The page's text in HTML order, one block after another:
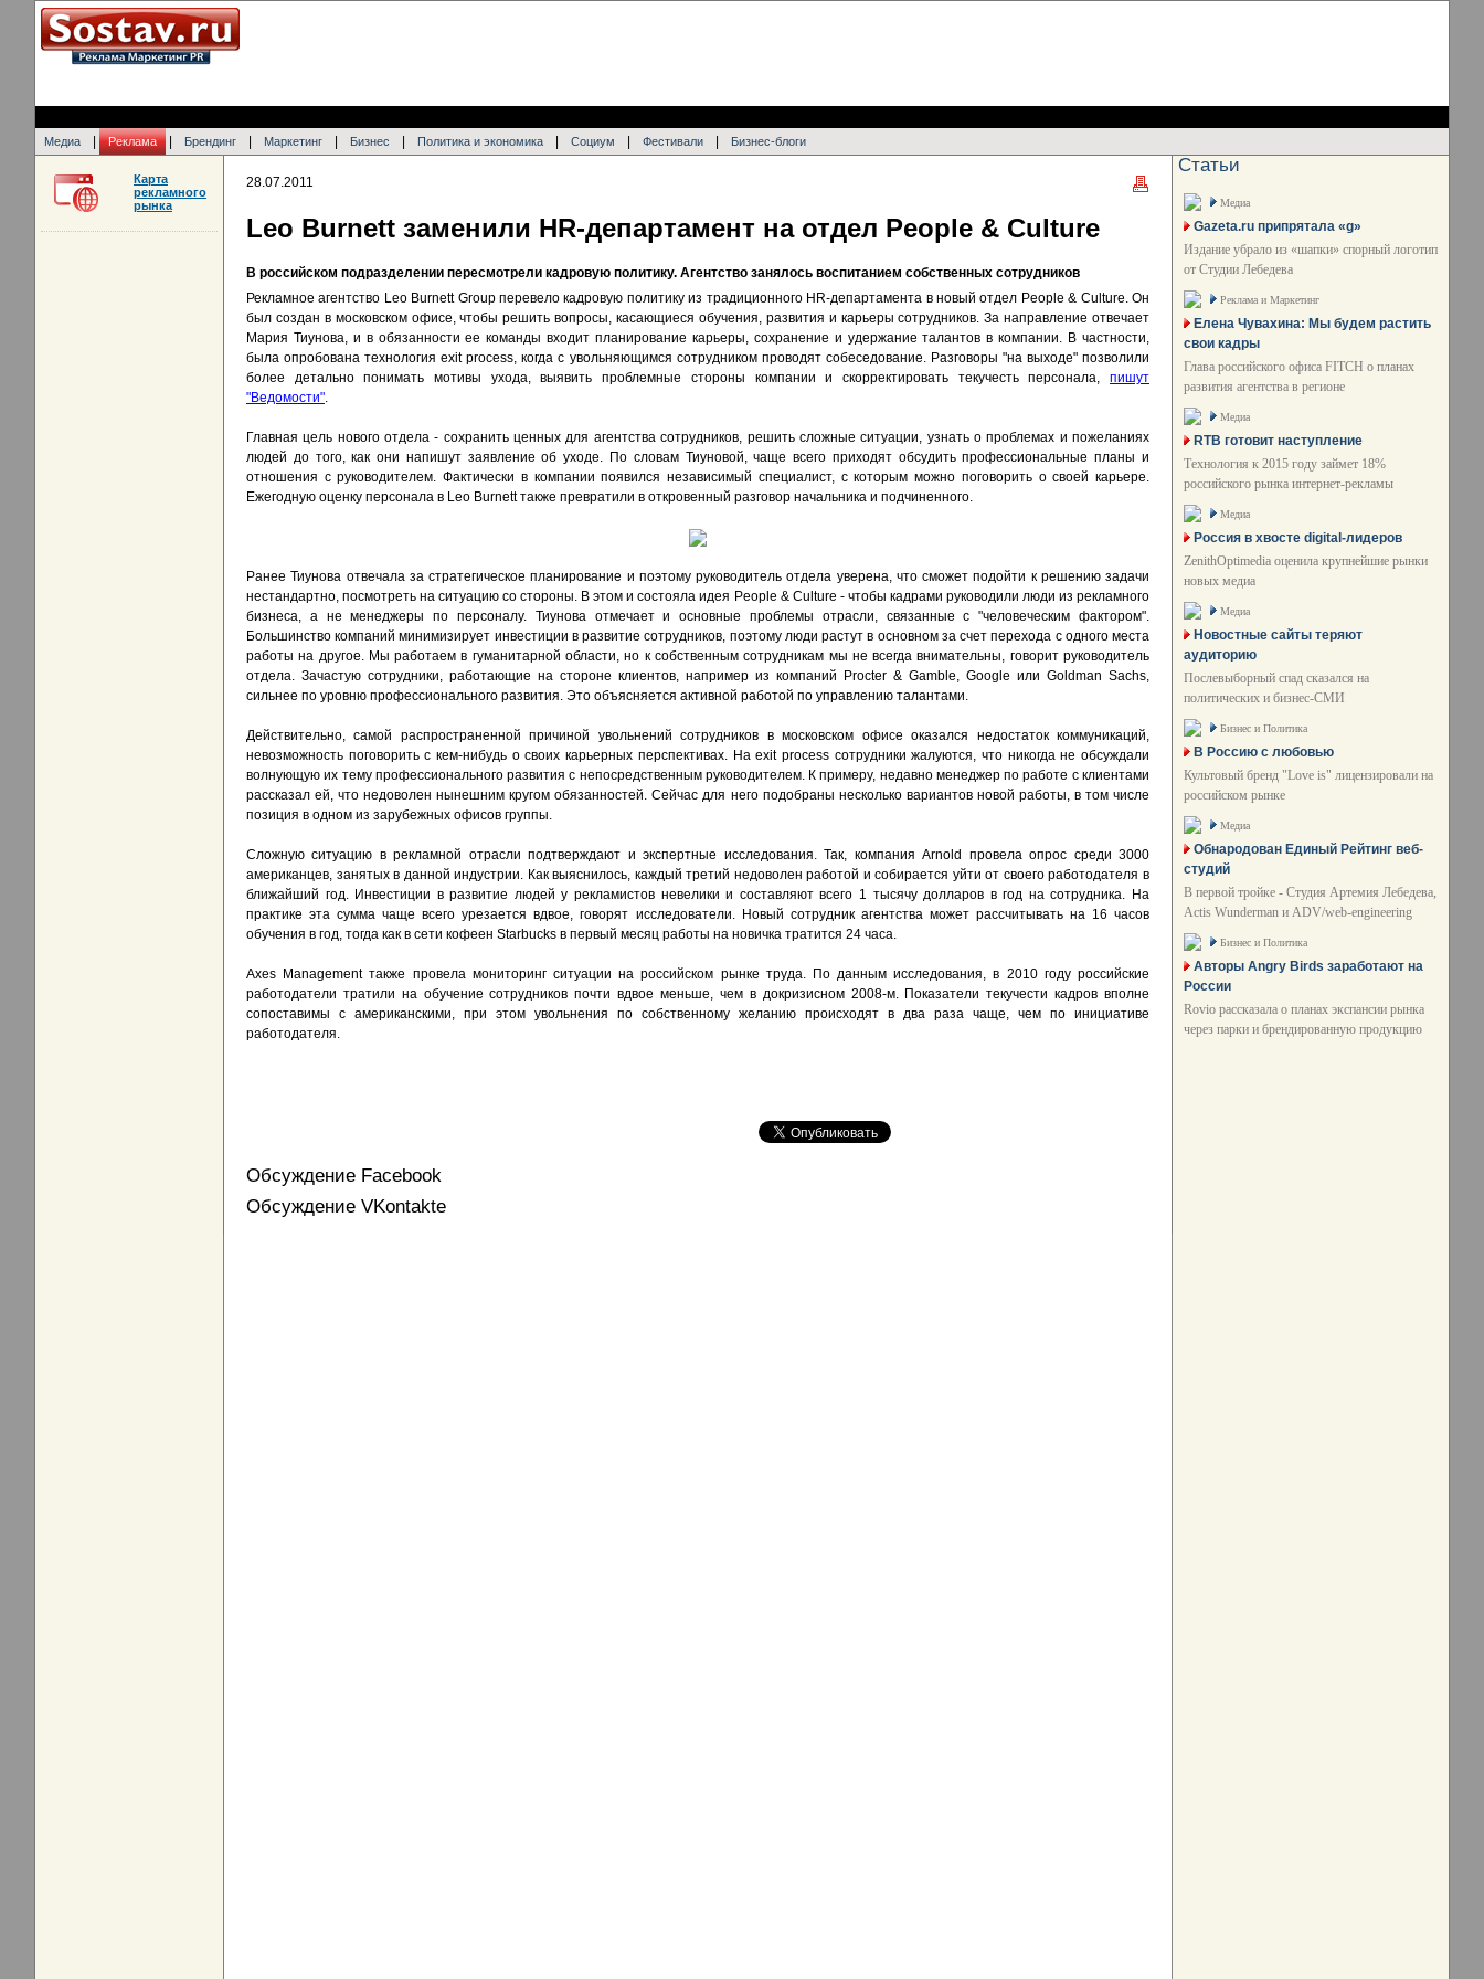
Медиа Реклама Брендинг Маркетинг Бизнес Политика и экономика Социум Фестивали Бизнес-блоги
28.07.2011
Leo Burnett заменили HR-департамент на отдел People & Culture
В российском подразделении пересмотрели кадровую политику. Агентство занялось воспитанием собственных сотрудников
Рекламное агентство Leo Burnett Group перевело кадровую политику из традиционного HR-департамента в новый отдел People & Culture. Он
был создан в московском офисе, чтобы решить вопросы, касающиеся обучения, развития и карьеры сотрудников. За направление отвечает
Мария Тиунова, и в обязанности ее команды входит планирование карьеры, сохранение и удержание талантов в компании. В частности,
была опробована технология exit process, когда с увольняющимся сотрудником проводят собеседование. Разговоры "на выходе" позволили
более детально понимать мотивы ухода, выявить проблемные стороны компании и скорректировать текучесть персонала, пишут
"Ведомости".
Главная цель нового отдела - сохранить ценных для агентства сотрудников, решить сложные ситуации, узнать о проблемах и пожеланиях
людей до того, как они напишут заявление об уходе. По словам Тиуновой, чаще всего приходят обсудить профессиональные планы и
отношения с руководителем. Фактически в компании появился независимый специалист, с которым можно поговорить о своей карьере.
Ежегодную оценку персонала в Leo Burnett также превратили в откровенный разговор начальника и подчиненного.
Ранее Тиунова отвечала за стратегическое планирование и поэтому руководитель отдела уверена, что сможет подойти к решению задачи
нестандартно, посмотреть на ситуацию со стороны. В этом и состояла идея People & Culture - чтобы кадрами руководили люди из рекламного
бизнеса, а не менеджеры по персоналу. Тиунова отмечает и основные проблемы отрасли, связанные с "человеческим фактором".
Большинство компаний минимизирует инвестиции в развитие сотрудников, поэтому люди растут в основном за счет перехода с одного места
работы на другое. Мы работаем в гуманитарной области, но к собственным сотрудникам мы не всегда внимательны, говорит руководитель
отдела. Зачастую сотрудники, работающие на стороне клиентов, например из компаний Procter & Gamble, Google или Goldman Sachs,
сильнее по уровню профессионального развития. Это объясняется активной работой по управлению талантами.
Действительно, самой распространенной причиной увольнений сотрудников в московском офисе оказался недостаток коммуникаций,
невозможность поговорить с кем-нибудь о своих карьерных перспективах. На exit process сотрудники жалуются, что никогда не обсуждали
волнующую их тему профессионального развития с непосредственным руководителем. К примеру, недавно менеджер по работе с клиентами
рассказал ей, что недоволен нынешним кругом обязанностей. Сейчас для него подобраны несколько вариантов новой работы, в том числе
позиция в одном из зарубежных офисов группы.
Сложную ситуацию в рекламной отрасли подтверждают и экспертные исследования. Так, компания Arnold провела опрос среди 3000
американцев, занятых в данной индустрии. Как выяснилось, каждый третий недоволен работой и собирается уйти от своего работодателя в
ближайший год. Инвестиции в развитие людей у рекламистов невелики и составляют всего 1 тысячу долларов в год на сотрудника. На
практике эта сумма чаще всего урезается вдвое, говорят исследователи. Новый сотрудник агентства может рассчитывать на 16 часов
обучения в год, тогда как в сети кофеен Starbucks в первый месяц работы на новичка тратится 24 часа.
Axes Мanagement также провела мониторинг ситуации на российском рынке труда. По данным исследования, в 2010 году российские
работодатели тратили на обучение сотрудников почти вдвое меньше, чем в докризисном 2008-м. Показатели текучести кадров вполне
сопоставимы с американскими, при этом увольнения по собственному желанию происходят в два раза чаще, чем по инициативе
работодателя.
Обсуждение Facebook
Обсуждение VKontakte
Карта
рекламного
рынка
Статьи
Медиа
Gazeta.ru припрятала «g»
Издание убрало из «шапки» спорный логотип
от Студии Лебедева
Реклама и Маркетинг
Елена Чувахина: Мы будем растить
свои кадры
Глава российского офиса FITCH о планах
развития агентства в регионе
Медиа
RTB готовит наступление
Технология к 2015 году займет 18%
российского рынка интернет-рекламы
Медиа
Россия в хвосте digital-лидеров
ZenithOptimedia оценила крупнейшие рынки
новых медиа
Медиа
Новостные сайты теряют
аудиторию
Послевыборный спад сказался на
политических и бизнес-СМИ
Бизнес и Политика
В Россию с любовью
Культовый бренд "Love is" лицензировали на
российском рынке
Медиа
Обнародован Единый Рейтинг веб-
студий
В первой тройке - Студия Артемия Лебедева,
Actis Wunderman и ADV/web-engineering
Бизнес и Политика
Авторы Angry Birds заработают на
России
Rovio рассказала о планах экспансии рынка
через парки и брендированную продукцию